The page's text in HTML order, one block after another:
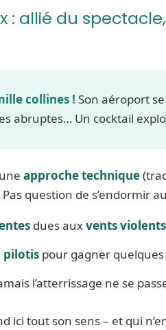
: allié du
collines ! Son aéroport
abruptes… Un cocktail
approche technique
question de s’endormir
dues auxvents violents
pilotis pour gagner
l’atterrissage ne se
ici tout son sens – et qui